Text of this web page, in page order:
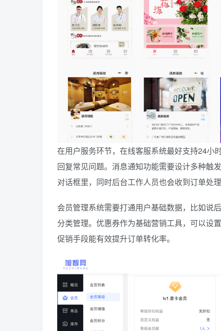
在用户服务环节，在线客服系统最好支持24小
回复常见问题。消息通知功能需要设计多种触
对话框里，同时后台工作人员也会收到订单处理
会员管理系统需要打通用户基础数据，比如说
分类管理。优惠券作为基础营销工具，可以设
促销手段能有效提升订单转化率。